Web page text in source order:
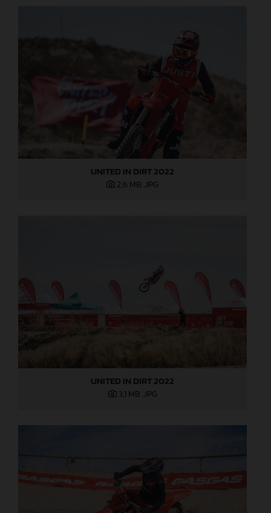
UNITED IN DIRT 2022
2,6 MB .JPG
UNITED IN DIRT 2022
3,1 MB .JPG